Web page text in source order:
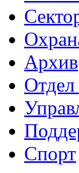
Архив
Отдел
Спорт